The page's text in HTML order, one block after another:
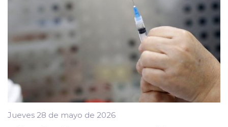
Jueves 28 de mayo de 2026